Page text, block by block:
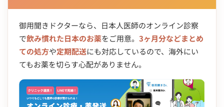
御用聞きドクターなら、日本人医師のオンライン診察
で飲み慣れた日本のお薬をご用意。 3ヶ月分などまとめ
ての処方や定期配送にも対応しているので、海外にい
てもお薬を切らす心配がありません。